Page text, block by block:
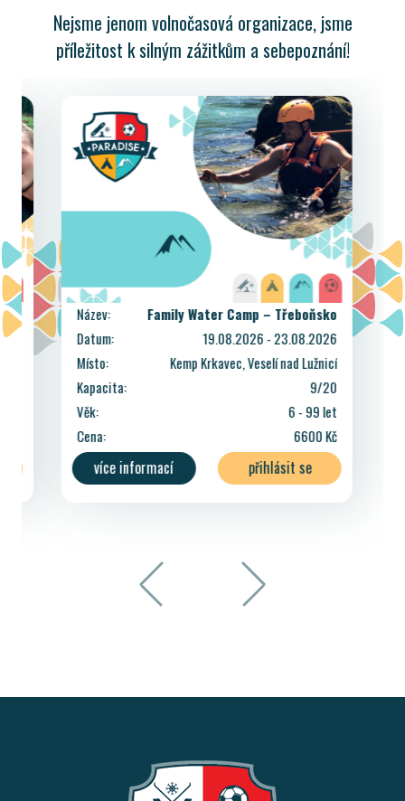
Nejsme jenom volnočasová organizace, jsme
příležitost k silným zážitkům a sebepoznání!
Název:
Family Water Camp – Třeboňsko
Datum:
19.08.2026 - 23.08.2026
Místo:
Kemp Krkavec, Veselí nad Lužnicí
Kapacita:
9/20
Věk:
6 - 99 let
Cena:
6600 Kč
více informací přihlásit se
přihlásit bez registrace